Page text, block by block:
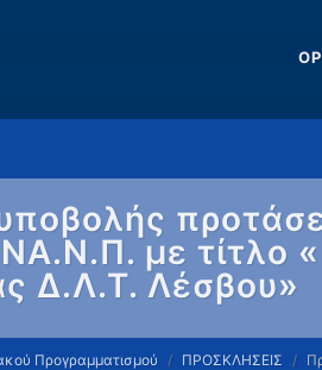
με τίτλο
Δ.Λ.Τ. Λέσβου»
Προγραμματισμού ΠΡΟΣΚΛΗΣΕΙΣ